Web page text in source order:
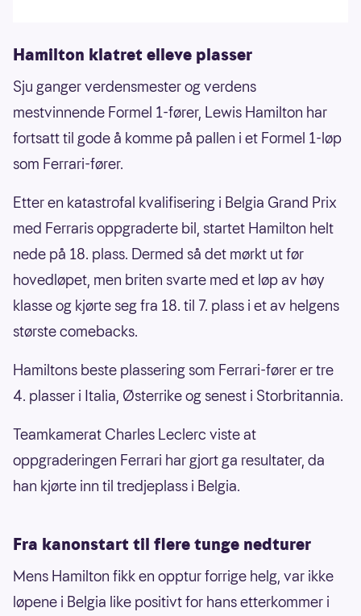
Hamilton klatret elleve plasser
Sju ganger verdensmester og verdens
mestvinnende Formel 1-fører, Lewis Hamilton har
fortsatt til gode å komme på pallen i et Formel 1-løp
som Ferrari-fører.
Etter en katastrofal kvalifisering i Belgia Grand Prix
med Ferraris oppgraderte bil, startet Hamilton helt
nede på 18. plass. Dermed så det mørkt ut før
hovedløpet, men briten svarte med et løp av høy
klasse og kjørte seg fra 18. til 7. plass i et av helgens
største comebacks.
Hamiltons beste plassering som Ferrari-fører er tre
4. plasser i Italia, Østerrike og senest i Storbritannia.
Teamkamerat Charles Leclerc viste at
oppgraderingen Ferrari har gjort ga resultater, da
han kjørte inn til tredjeplass i Belgia.
Fra kanonstart til flere tunge nedturer
Mens Hamilton fikk en opptur forrige helg, var ikke
løpene i Belgia like positivt for hans etterkommer i